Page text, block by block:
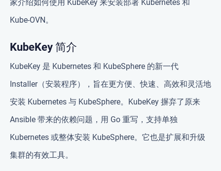
家介绍如何使用 KubeKey 来安装部署 Kubernetes 和
Kube-OVN。
KubeKey 简介
KubeKey 是 Kubernetes 和 KubeSphere 的新一代
Installer（安装程序），旨在更方便、快速、高效和灵活地
安装 Kubernetes 与 KubeSphere。KubeKey 摒弃了原来
Ansible 带来的依赖问题，用 Go 重写，支持单独
Kubernetes 或整体安装 KubeSphere。它也是扩展和升级
集群的有效工具。